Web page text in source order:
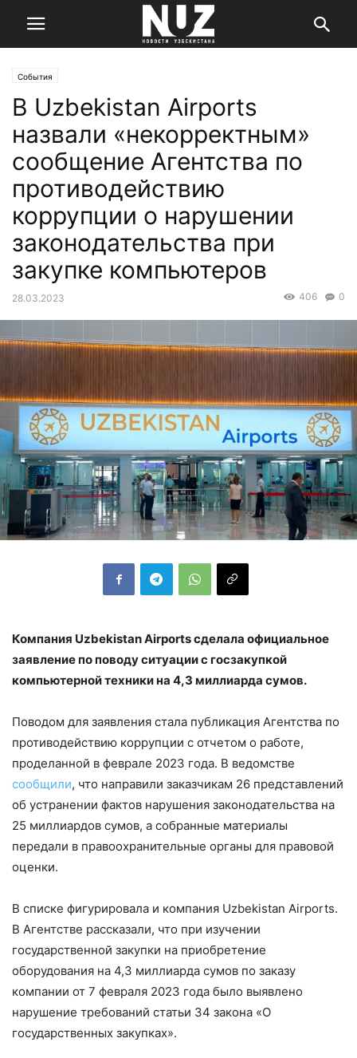
События
В Uzbekistan Airports
назвали «некорректным»
сообщение Агентства по
противодействию
коррупции о нарушении
законодательства при
закупке компьютеров
28.03.2023 0
406
Компания Uzbekistan Airports сделала официальное
заявление по поводу ситуации с госзакупкой
компьютерной техники на 4,3 миллиарда сумов.
Поводом для заявления стала публикация Агентства по
противодействию коррупции с отчетом о работе,
проделанной в феврале 2023 года. В ведомстве
сообщили, что направили заказчикам 26 представлений
об устранении фактов нарушения законодательства на
25 миллиардов сумов, а собранные материалы
передали ​​в правоохранительные органы для правовой
оценки.
В списке фигурировала и компания Uzbekistan Airports.
В Агентстве рассказали, что при изучении
государственной закупки на приобретение
оборудования на 4,3 миллиарда сумов по заказу
компании от 7 февраля 2023 года было выявлено
нарушение требований статьи 34 закона «О
государственных закупках».